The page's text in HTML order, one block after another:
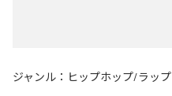
ジャンル： ヒップホップ/ラップ